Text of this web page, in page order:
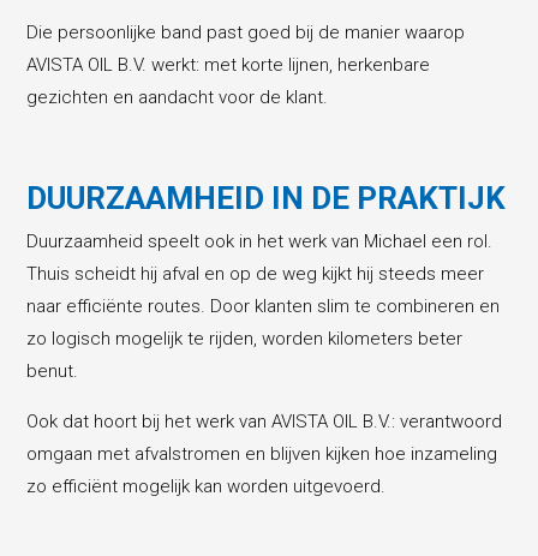
Die persoonlijke band past goed bij de manier waarop
AVISTA OIL B.V. werkt: met korte lijnen, herkenbare
gezichten en aandacht voor de klant.
DUURZAAMHEID IN DE PRAKTIJK
Duurzaamheid speelt ook in het werk van Michael een rol.
Thuis scheidt hij afval en op de weg kijkt hij steeds meer
naar efficiënte routes. Door klanten slim te combineren en
zo logisch mogelijk te rijden, worden kilometers beter
benut.
Ook dat hoort bij het werk van AVISTA OIL B.V.: verantwoord
omgaan met afvalstromen en blijven kijken hoe inzameling
zo efficiënt mogelijk kan worden uitgevoerd.